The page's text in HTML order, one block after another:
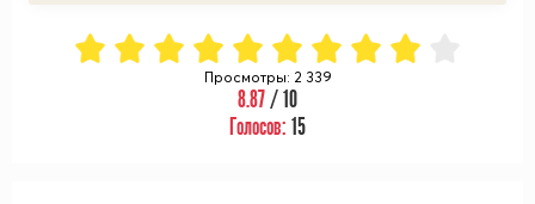
Просмотры: 2 339
8.87/ 10
Голосов: 15